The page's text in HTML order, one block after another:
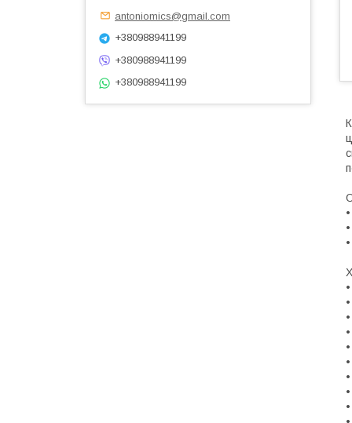
antoniomics@gmail.com
+380988941199
+380988941199
+380988941199